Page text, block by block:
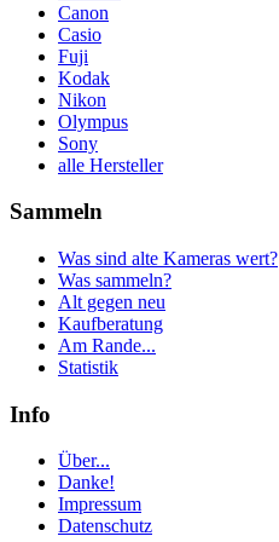
Canon
Casio
Fuji
Kodak
Nikon
Olympus
Sony
alle Hersteller
Sammeln
Was sind alte Kameras wert?
Was sammeln?
Alt gegen neu
Kaufberatung
Am Rande...
Statistik
Info
Über...
Danke!
Impressum
Datenschutz